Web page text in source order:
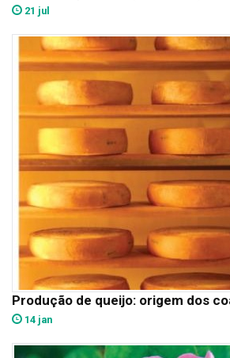
21 jul
Produção de queijo: origem dos
14 jan